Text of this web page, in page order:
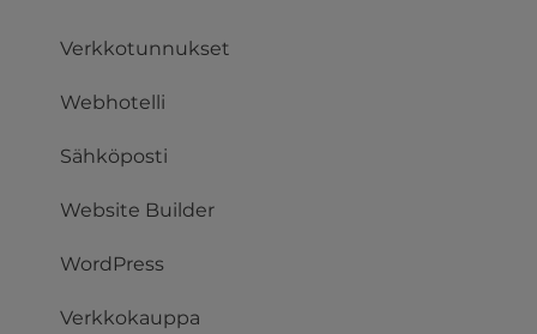
Verkkotunnukset
Webhotelli
Sähköposti
Website Builder
WordPress
Verkkokauppa